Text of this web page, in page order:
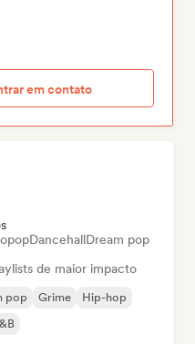
em contato
DancehallDream pop
de maior impacto
pop Grime
Hip-hop